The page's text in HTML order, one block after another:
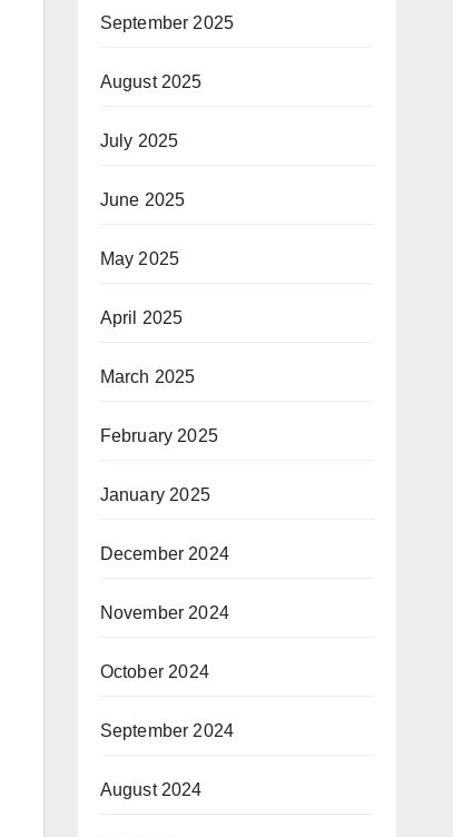
September 2025
August 2025
July 2025
June 2025
May 2025
April 2025
March 2025
February 2025
January 2025
December 2024
November 2024
October 2024
September 2024
August 2024